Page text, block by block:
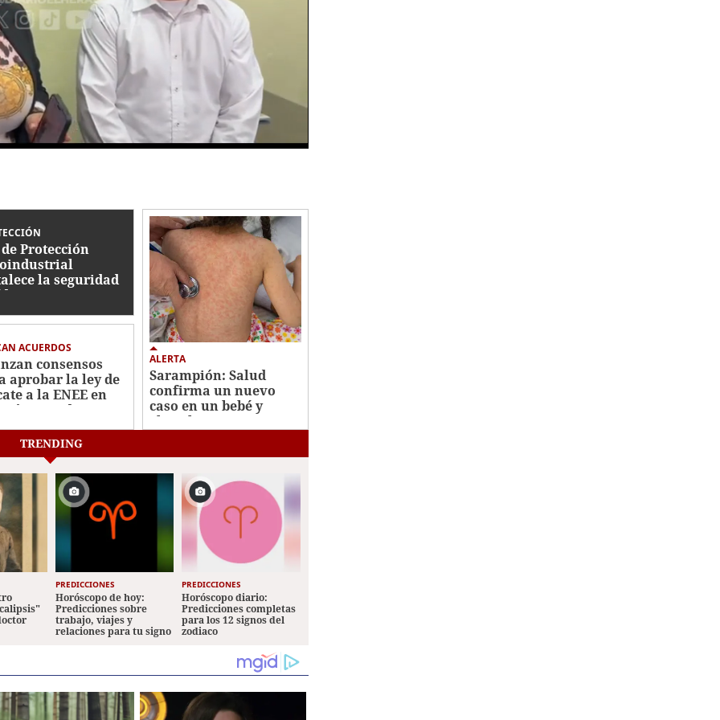
Protección
la seguridad
ante
ACUERDOS
consensos
aprobar la ley de
a la ENEE en
dos
ALERTA
Sarampión: Salud
confirma un nuevo
caso en un bebé y
eleva los contagios a
TRENDING
PREDICCIONES
Horóscopo de hoy:
Predicciones sobre
trabajo, viajes y
relaciones para tu signo
PREDICCIONES
Horóscopo diario:
Predicciones completas
para los 12 signos del
zodiaco